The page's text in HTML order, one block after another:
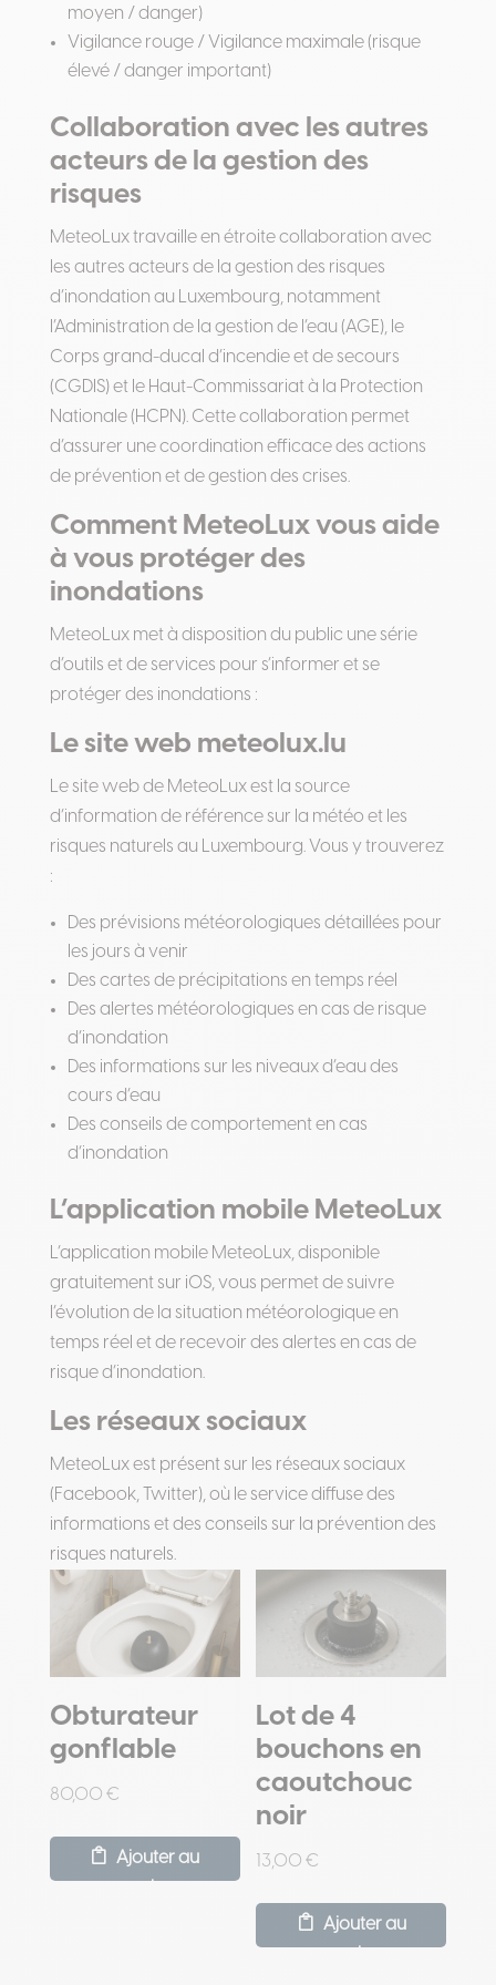
moyen / danger)
Vigilance rouge / Vigilance maximale (risque
élevé / danger important)
Collaboration avec les autres
acteurs de la gestion des
risques
MeteoLux travaille en étroite collaboration avec
les autres acteurs de la gestion des risques
d’inondation au Luxembourg, notamment
l’Administration de la gestion de l’eau (AGE), le
Corps grand-ducal d’incendie et de secours
(CGDIS) et le Haut-Commissariat à la Protection
Nationale (HCPN). Cette collaboration permet
d’assurer une coordination efficace des actions
de prévention et de gestion des crises.
Comment MeteoLux vous aide
à vous protéger des
inondations
MeteoLux met à disposition du public une série
d’outils et de services pour s’informer et se
protéger des inondations :
Le site web meteolux.lu
Le site web de MeteoLux est la source
d’information de référence sur la météo et les
risques naturels au Luxembourg. Vous y trouverez
:
Des prévisions météorologiques détaillées pour
les jours à venir
Des cartes de précipitations en temps réel
Des alertes météorologiques en cas de risque
d’inondation
Des informations sur les niveaux d’eau des
cours d’eau
Des conseils de comportement en cas
d’inondation
L’application mobile MeteoLux
L’application mobile MeteoLux, disponible
gratuitement sur iOS, vous permet de suivre
l’évolution de la situation météorologique en
temps réel et de recevoir des alertes en cas de
risque d’inondation.
Les réseaux sociaux
MeteoLux est présent sur les réseaux sociaux
(Facebook, Twitter), où le service diffuse des
informations et des conseils sur la prévention des
risques naturels.
Obturateur
gonflable
80,00 €
Ajouter au
Lot de 4
bouchons en
caoutchouc
noir
13,00€
Ajouter au